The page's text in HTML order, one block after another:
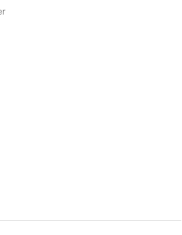
MITHILFE DIESES ARTIKELS